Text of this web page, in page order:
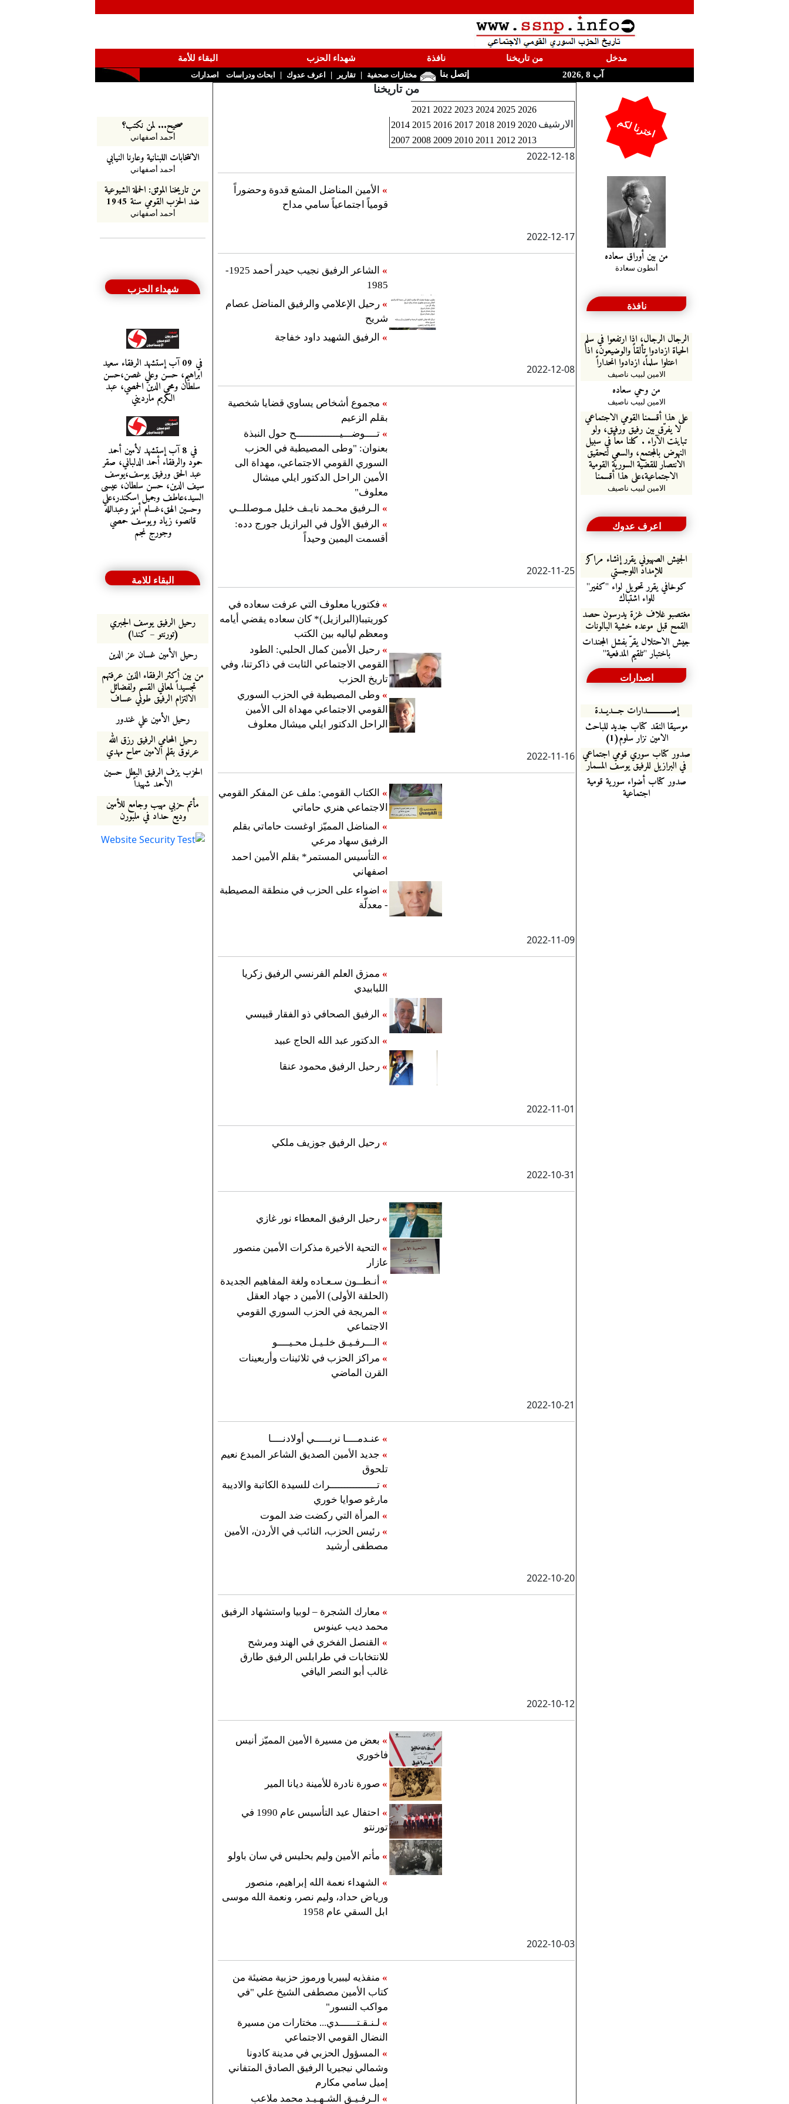
مدخل من تاريخنا نافذة شهداء الحزب
البقاء للأمة
آب 8 ,2026
إتصل بنا مختارات صحفية | تقارير | اعرف عدوك | ابحاث ودراسات اصدارات
صحيح... لمن نكتب؟
أحمد أصفهاني
الانتخابات اللبنانية وعارنا النيابي
أحمد أصفهاني
من تاريخنا الموثق: الحملة الشيوعية
ضد الحزب القومي سنة 1945
أحمد أصفهاني
شهداء الحزب
في 09 آب إستشهد الرفقاء سعيد
ابراهيم، حسن وعلي غصن،حسن
سلطان ومحي الدين الحمصي، عبد
الكريم مارديني
في 8 آب إستشهد لأمين أحمد
حمود والرفقاء أحمد الدلباني، صقر
عبد الحق ورفيق يوسف،يوسف
سيف الدين، حسن سلطان، عيسى
السيد،عاطف وجميل اسكندر،علي
وحسين الهق،غسام أمهز وعبدالله
قانصو، زياد ويوسف حمصي
وجورج نجم
البقاء للامة
رحيل الرفيق يوسف الجبري
(تورنتو – كندا)
رحيل الأمين غسان عز الدين
من بين أكثر الرفقاء الذين عرفتهم
تجسيداً لمعاني القسم ولفضائل
الالتزام الرفيق طوني عساف
رحيل الأمين علي غندور
رحيل المحامي الرفيق رزق الله
عرنوق بقلم الامين سماح مهدي
الحزب يزف الرفيق البطل حسين
الأحمد شهيداً
مأتم حزبي مهيب وجامع للأمين
وديع حداد في ملبورن
اخترنا لكم
من بين أوراق سعاده
أنطون سعادة
نافذة
الرجال الرجال، اذا ارتفعوا في سلم
الحياة ازدادوا تألقاً والوضيعون، اذا
اعتلوا سلماً، ازدادوا انحداراً
الامين لبيب ناصيف
من وحي سعاده
الامين لبيب ناصيف
على هذا أقسمنا القومي الاجتماعي
لا يفرّق بين رفيق ورفيق، ولو
تباينت الآراء . كلنا معاً في سبيل
النهوض بالمجتمع، والسعي لتحقيق
الانتصار للقضية السورية القومية
الاجتماعية،على هذا أقسمنا
الامين لبيب ناصيف
اعرف عدوك
الجيش الصهيوني يقرر إنشاء مراكز
للإمداد اللوجستي
كوخافي يقرر تحويل لواء "كفير"
للواء اشتباك
مغتصبو غلاف غزة يدرسون حصد
القمح قبل موعده خشية البالونات
جيش الاحتلال يقرّ بفشل المجندات
باختبار "تلقيم المدفعية"
اصدارات
إصـــــــــــــدارات جـــديــدة
موسيقا النقد كتاب جديد للباحث
الامين نزار سلوم(1)
صدور كتاب سوري قومي اجتماعي
في البرازيل للرفيق يوسف المسمار
صدور كتاب أضواء سورية قومية
اجتماعية
من تاريخنا
الارشيف
2026
2025
2024
2023
2022
2021
2020
2019
2018
2017
2016
2015
2014
2013
2012
2011
2010
2009
2008
2007
2022-12-18
»
الأمين المناضل المشع قدوة وحضوراً
قومياً اجتماعياً سامي مداح
2022-12-17
»
الشاعر الرفيق نجيب حيدر أحمد 1925-
1985
» رحيل الإعلامي والرفيق المناضل عصام
شريح
» الرفيق الشهيد داود خفاجة
2022-12-08
» مجموع أشخاص يساوي قضايا شخصية
بقلم الزعيم
» تــــوضـــيـــــــــــــــح حول النبذة
بعنوان: "وطى المصيطبة في الحزب
السوري القومي الاجتماعي، مهداة الى
الأمين الراحل الدكتور ايلي ميشال
معلوف"
» الـرفيق محـمد نايـف خليل مـوصللــي
» الرفيق الأول في البرازيل جورج دده:
أقسمت اليمين وحيداً
2022-11-25
» فكتوريا معلوف التي عرفت سعاده في
كوريتيبا(البرازيل)* كان سعاده يقضي أيامه
ومعظم لياليه بين الكتب
» رحيل الأمين كمال الحلبي: الطود
القومي الاجتماعي الثابت في ذاكرتنا، وفي
تاريخ الحزب
» وطى المصيطبة في الحزب السوري
القومي الاجتماعي مهداة الى الأمين
الراحل الدكتور ايلي ميشال معلوف
2022-11-16
» الكتاب القومي: ملف عن المفكر القومي
الاجتماعي هنري حاماتي
» المناضل المميّز اوغست حاماتي بقلم
الرفيق سهاد مرعي
» التأسيس المستمر* بقلم الأمين احمد
اصفهاني
» اضواء على الحزب في منطقة المصيطبة
- معدلّة
2022-11-09
» ممزق العلم الفرنسي الرفيق زكريا
اللبابيدي
» الرفيق الصحافي ذو الفقار قبيسي
» الدكتور عبد الله الحاج عبيد
» رحيل الرفيق محمود عنقا
2022-11-01
» رحيل الرفيق جوزيف ملكي
2022-10-31
» رحيل الرفيق المعطاء نور غازي
» التحية الأخيرة مذكرات الأمين منصور
عازار
» أنـطــون سـعـاده ولغة المفاهيم الجديدة
(الحلقة الأولى) الأمين د جهاد العقل
» المريجة في الحزب السوري القومي
الاجتماعي
» الـــرفـيـق خلـيـل محـيــــو
» مراكز الحزب في ثلاثينات وأربعينات
القرن الماضي
2022-10-21
» عنـدمــــا نربـــــي أولادنــــا
» جديد الأمين الصديق الشاعر المبدع نعيم
تلحوق
» تــــــــــــــــراث للسيدة الكاتبة والاديبة
مارغو صوايا خوري
» المرأة التي ركضت ضد الموت
» رئيس الحزب، النائب في الأردن، الأمين
مصطفى أرشيد
2022-10-20
» معارك الشجرة – لوبيا واستشهاد الرفيق
محمد ديب عينوس
» القنصل الفخري في الهند ومرشح
للانتخابات في طرابلس الرفيق طارق
غالب أبو النصر اليافي
2022-10-12
» بعض من مسيرة الأمين المميّز أنيس
فاخوري
» صورة نادرة للأمينة ديانا المير
»
احتفال عيد التأسيس عام 1990 في
تورنتو
» مأتم الأمين وليم بحليس في سان باولو
» الشهداء نعمة الله إبراهيم، منصور
ورياض حداد، وليم نصر، ونعمة الله موسى
ابل السقي عام 1958
2022-10-03
» منفذيه ليبيريا ورموز حزبية مضيئة من
كتاب الأمين مصطفى الشيخ علي "في
مواكب النسور"
» لـنـقـتــــــدي... مختارات من مسيرة
النضال القومي الاجتماعي
» المسؤول الحزبي في مدينة كادونا
وشمالي نيجيريا الرفيق الصادق المتفاني
إميل سامي مكارم
» الـرفـيـق الشـهـيـد محمد ملاعب